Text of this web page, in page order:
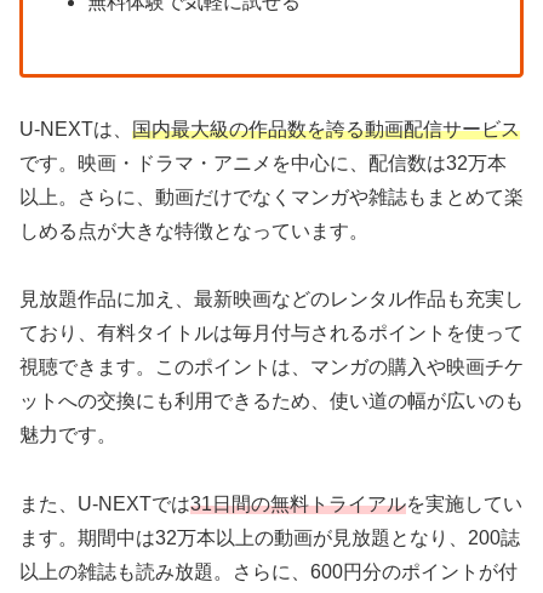
U-NEXTは、 国内最大級の作品数を誇る動画配信サービス
です。映画・ドラマ・アニメを中心に、配信数は32万本
以上。さらに、動画だけでなくマンガや雑誌もまとめて楽
しめる点が大きな特徴となっています。
見放題作品に加え、最新映画などのレンタル作品も充実し
ており、有料タイトルは毎月付与されるポイントを使って
視聴できます。このポイントは、マンガの購入や映画チケ
ットへの交換にも利用できるため、使い道の幅が広いのも
魅力です。
また、U-NEXTでは31日間の無料トライアルを実施してい
ます。期間中は32万本以上の動画が見放題となり、200誌
以上の雑誌も読み放題。さらに、600円分のポイントが付